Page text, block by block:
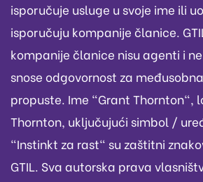
isporučuje usluge u svoje ime ili
isporučuju kompanije članice.
kompanije članice nisu agenti i
snose odgovornost za
propuste. Ime "Grant Thornton",
Thornton, uključujući simbol /
"Instinkt za rast" su zaštitni
GTIL. Sva autorska prava